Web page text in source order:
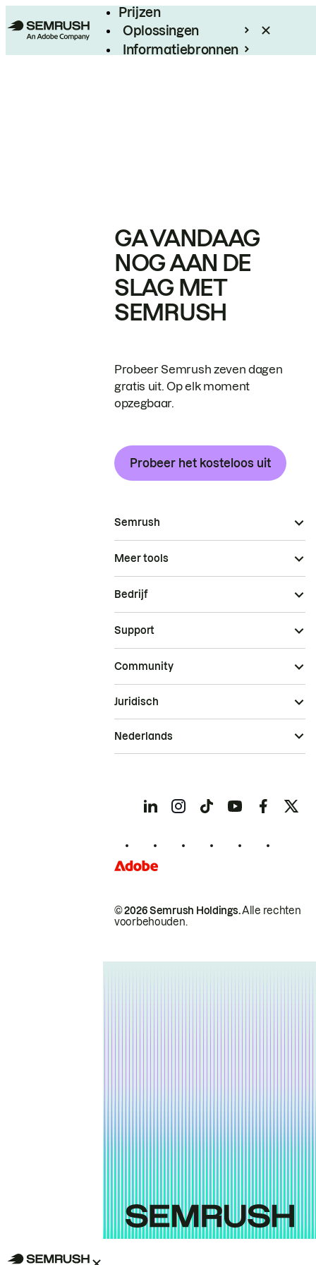
Prijzen
Oplossingen
Informatiebronnen
GA VANDAAG
NOG AAN DE
SLAG MET
SEMRUSH
Probeer Semrush zeven dagen
gratis uit. Op elk moment
opzegbaar.
Probeer het kosteloos uit
Semrush
Meer tools
Bedrijf
Support
Community
© 2026 Semrush Holdings.Alle rechten
voorbehouden.
Juridisch
Nederlands